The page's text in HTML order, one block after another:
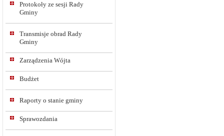
Protokoły ze sesji Rady
Gminy
Transmisje obrad Rady
Gminy
Zarządzenia Wójta
Budżet
Raporty o stanie gminy
Sprawozdania